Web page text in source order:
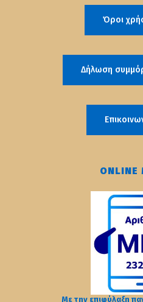
Όροι
Δήλωση
ONLINE
Με την επιφύλαξη